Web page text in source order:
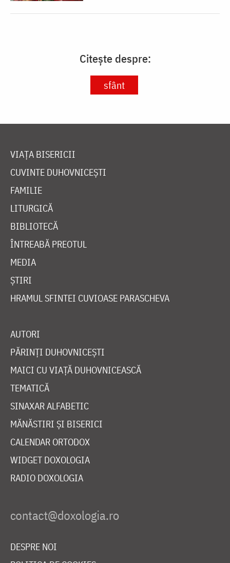
Citește despre:
sfânt
VIAȚA BISERICII
CUVINTE DUHOVNICEȘTI
FAMILIE
LITURGICĂ
BIBLIOTECĂ
ÎNTREABĂ PREOTUL
MEDIA
ȘTIRI
HRAMUL SFINTEI CUVIOASE PARASCHEVA
AUTORI
PĂRINȚI DUHOVNICEȘTI
MAICI CU VIAȚĂ DUHOVNICEASCĂ
TEMATICĂ
SINAXAR ALFABETIC
MĂNĂSTIRI ȘI BISERICI
CALENDAR ORTODOX
WIDGET DOXOLOGIA
RADIO DOXOLOGIA
DESPRE NOI